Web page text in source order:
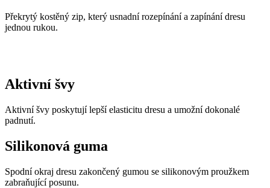
Překrytý kostěný zip, který usnadní rozepínání a zapínání dresu
jednou rukou.
Aktivní švy
Aktivní švy poskytují lepší elasticitu dresu a umožní dokonalé
padnutí.
Silikonová guma
Spodní okraj dresu zakončený gumou se silikonovým proužkem
zabraňující posunu.